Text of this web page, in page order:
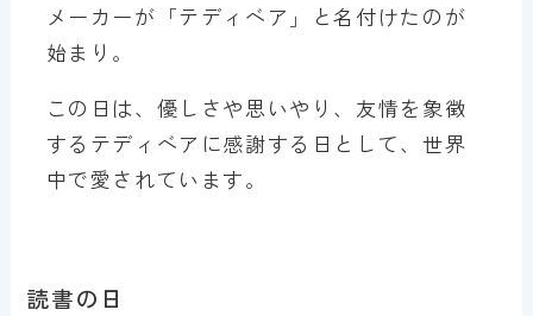
メーカーが「テディベア」と名付けたのが
始まり。
この日は、優しさや思いやり、友情を象徴
するテディベアに感謝する日として、世界
中で愛されています。
読書の日